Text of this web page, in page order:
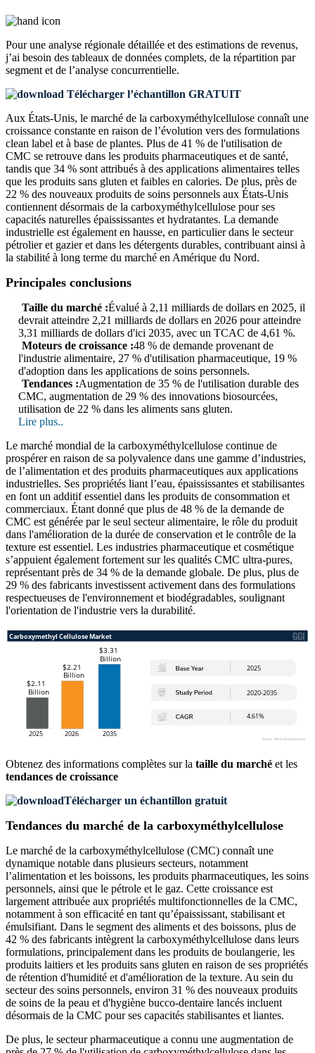
Pour une analyse régionale détaillée et des estimations de revenus,
j’ai besoin des tableaux de données complets, de la répartition par
segment et de l’analyse concurrentielle.
Télécharger l’échantillon GRATUIT
Aux États-Unis, le marché de la carboxyméthylcellulose connaît une
croissance constante en raison de l’évolution vers des formulations
clean label et à base de plantes. Plus de 41 % de l'utilisation de
CMC se retrouve dans les produits pharmaceutiques et de santé,
tandis que 34 % sont attribués à des applications alimentaires telles
que les produits sans gluten et faibles en calories. De plus, près de
22 % des nouveaux produits de soins personnels aux États-Unis
contiennent désormais de la carboxyméthylcellulose pour ses
capacités naturelles épaississantes et hydratantes. La demande
industrielle est également en hausse, en particulier dans le secteur
pétrolier et gazier et dans les détergents durables, contribuant ainsi à
la stabilité à long terme du marché en Amérique du Nord.
Principales conclusions
Taille du marché :Évalué à 2,11 milliards de dollars en 2025, il
devrait atteindre 2,21 milliards de dollars en 2026 pour atteindre
3,31 milliards de dollars d'ici 2035, avec un TCAC de 4,61 %.
Moteurs de croissance :48 % de demande provenant de
l'industrie alimentaire, 27 % d'utilisation pharmaceutique, 19 %
d'adoption dans les applications de soins personnels.
Tendances :Augmentation de 35 % de l'utilisation durable des
CMC, augmentation de 29 % des innovations biosourcées,
utilisation de 22 % dans les aliments sans gluten.
Lire plus..
Le marché mondial de la carboxyméthylcellulose continue de
prospérer en raison de sa polyvalence dans une gamme d’industries,
de l’alimentation et des produits pharmaceutiques aux applications
industrielles. Ses propriétés liant l’eau, épaississantes et stabilisantes
en font un additif essentiel dans les produits de consommation et
commerciaux. Étant donné que plus de 48 % de la demande de
CMC est générée par le seul secteur alimentaire, le rôle du produit
dans l'amélioration de la durée de conservation et le contrôle de la
texture est essentiel. Les industries pharmaceutique et cosmétique
s’appuient également fortement sur les qualités CMC ultra-pures,
représentant près de 34 % de la demande globale. De plus, plus de
29 % des fabricants investissent activement dans des formulations
respectueuses de l'environnement et biodégradables, soulignant
l'orientation de l'industrie vers la durabilité.
Obtenez des informations complètes sur la taille du marché et les
tendances de croissance
Télécharger un échantillon gratuit
Tendances du marché de la carboxyméthylcellulose
Le marché de la carboxyméthylcellulose (CMC) connaît une
dynamique notable dans plusieurs secteurs, notamment
l’alimentation et les boissons, les produits pharmaceutiques, les soins
personnels, ainsi que le pétrole et le gaz. Cette croissance est
largement attribuée aux propriétés multifonctionnelles de la CMC,
notamment à son efficacité en tant qu’épaississant, stabilisant et
émulsifiant. Dans le segment des aliments et des boissons, plus de
42 % des fabricants intègrent la carboxyméthylcellulose dans leurs
formulations, principalement dans les produits de boulangerie, les
produits laitiers et les produits sans gluten en raison de ses propriétés
de rétention d'humidité et d'amélioration de la texture. Au sein du
secteur des soins personnels, environ 31 % des nouveaux produits
de soins de la peau et d'hygiène bucco-dentaire lancés incluent
désormais de la CMC pour ses capacités stabilisantes et liantes.
De plus, le secteur pharmaceutique a connu une augmentation de